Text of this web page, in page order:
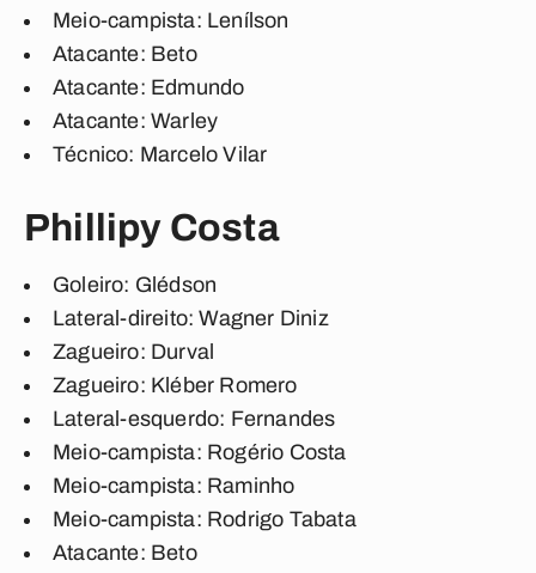
Meio-campista: Lenílson
Atacante: Beto
Atacante: Edmundo
Atacante: Warley
Técnico: Marcelo Vilar
Phillipy Costa
Goleiro: Glédson
Lateral-direito: Wagner Diniz
Zagueiro: Durval
Zagueiro: Kléber Romero
Lateral-esquerdo: Fernandes
Meio-campista: Rogério Costa
Meio-campista: Raminho
Meio-campista: Rodrigo Tabata
Atacante: Beto